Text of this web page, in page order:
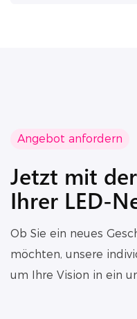
Angebot anfordern
Jetzt mit
Ihrer LED-
Ob Sie ein neues
möchten, unsere
um Ihre Vision in ein